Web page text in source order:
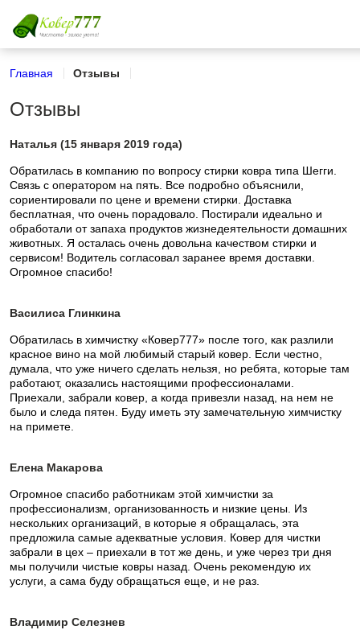
Главная Отзывы
Отзывы
Наталья (15 января 2019 года)
Обратилась в компанию по вопросу стирки ковра типа Шегги.
Связь с оператором на пять. Все подробно объяснили,
сориентировали по цене и времени стирки. Доставка
бесплатная, что очень порадовало. Постирали идеально и
обработали от запаха продуктов жизнедеятельности домашних
животных. Я осталась очень довольна качеством стирки и
сервисом! Водитель согласовал заранее время доставки.
Огромное спасибо!
Василиса Глинкина
Обратилась в химчистку «Ковер777» после того, как разлили
красное вино на мой любимый старый ковер. Если честно,
думала, что уже ничего сделать нельзя, но ребята, которые там
работают, оказались настоящими профессионалами.
Приехали, забрали ковер, а когда привезли назад, на нем не
было и следа пятен. Буду иметь эту замечательную химчистку
на примете.
Елена Макарова
Огромное спасибо работникам этой химчистки за
профессионализм, организованность и низкие цены. Из
нескольких организаций, в которые я обращалась, эта
предложила самые адекватные условия. Ковер для чистки
забрали в цех – приехали в тот же день, и уже через три дня
мы получили чистые ковры назад. Очень рекомендую их
услуги, а сама буду обращаться еще, и не раз.
Владимир Селезнев